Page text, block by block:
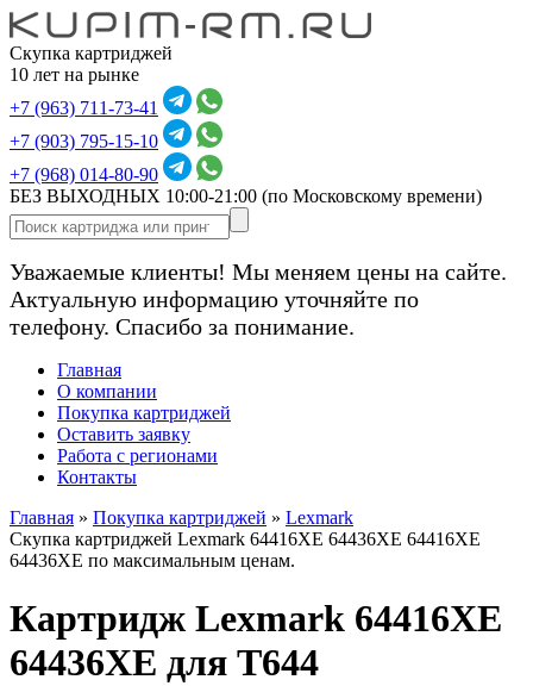
Скупка картриджей
10 лет на рынке
+7 (963) 711-73-41
+7 (903) 795-15-10
+7 (968) 014-80-90
БЕЗ ВЫХОДНЫХ 10:00-21:00 (по Московскому времени)
Уважаемые клиенты! Мы меняем цены на сайте.
Актуальную информацию уточняйте по
телефону. Спасибо за понимание.
Главная
О компании
Покупка картриджей
Оставить заявку
Работа с регионами
Контакты
Главная » Покупка картриджей » Lexmark
Скупка картриджей Lexmark 64416XE 64436XE 64416XE
64436XE по максимальным ценам.
Картридж Lexmark 64416XE
64436XE для T644